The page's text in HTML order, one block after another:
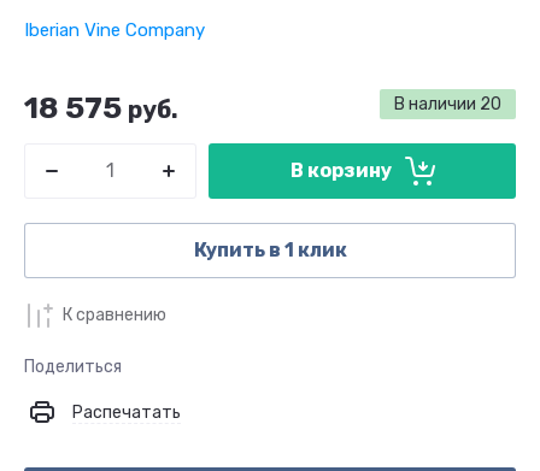
Iberian Vine Company
В наличии 20
18 575 руб.
В корзину
Купить в 1 клик
К сравнению
Поделиться
Распечатать